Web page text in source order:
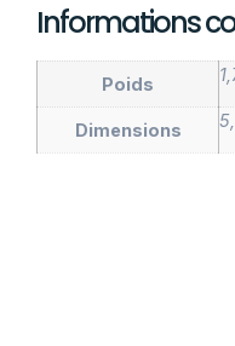
Informations
Poids
Dimensions